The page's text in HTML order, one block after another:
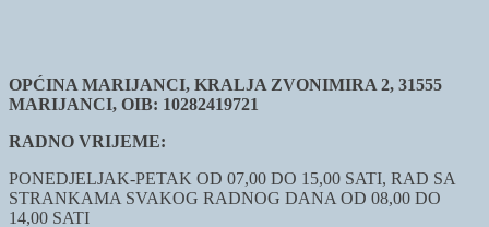
OPĆINA MARIJANCI, KRALJA ZVONIMIRA 2, 31555
MARIJANCI, OIB: 10282419721
RADNO VRIJEME:
PONEDJELJAK-PETAK OD 07,00 DO 15,00 SATI, RAD SA
STRANKAMA SVAKOG RADNOG DANA OD 08,00 DO
14,00 SATI